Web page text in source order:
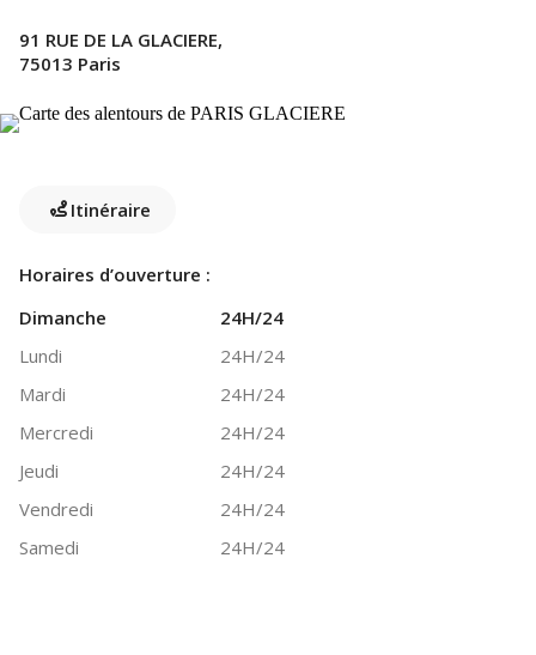
91 RUE DE LA GLACIERE,
75013 Paris
Itinéraire
Horaires d’ouverture :
Dimanche
24H/24
Lundi
24H/24
Mardi
24H/24
Mercredi
24H/24
Jeudi
24H/24
Vendredi
24H/24
Samedi
24H/24